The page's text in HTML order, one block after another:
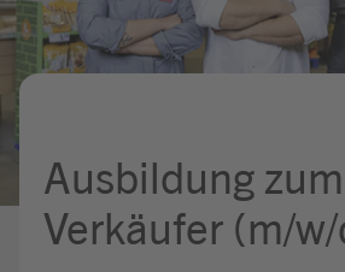
Ausbildung &
Praktikum &
Mein
Ausbildung zum
Verkäufer (m/